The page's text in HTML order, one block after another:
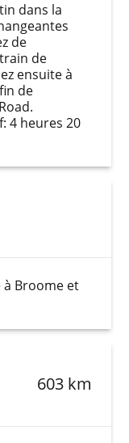
dans la
de
de
ensuite à
de
4 heures 20
Broome et
603 km